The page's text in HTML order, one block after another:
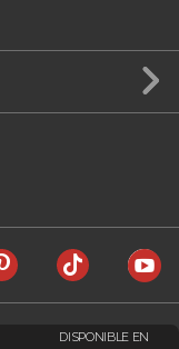
DISPONIBLE EN